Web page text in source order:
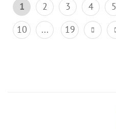
1 2 3 4 5
10
... 19